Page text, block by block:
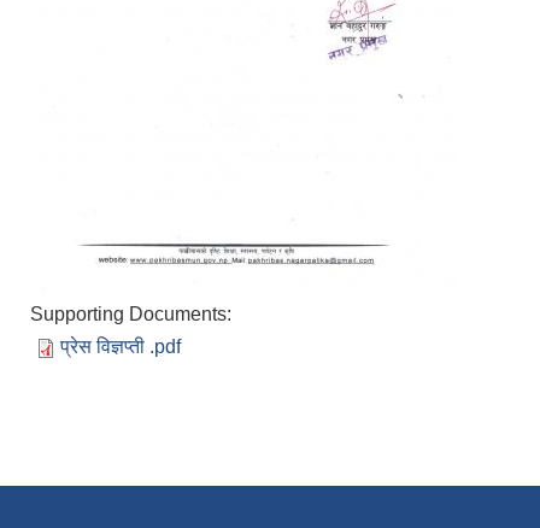
Supporting Documents:
प्रेस विज्ञप्ती .pdf